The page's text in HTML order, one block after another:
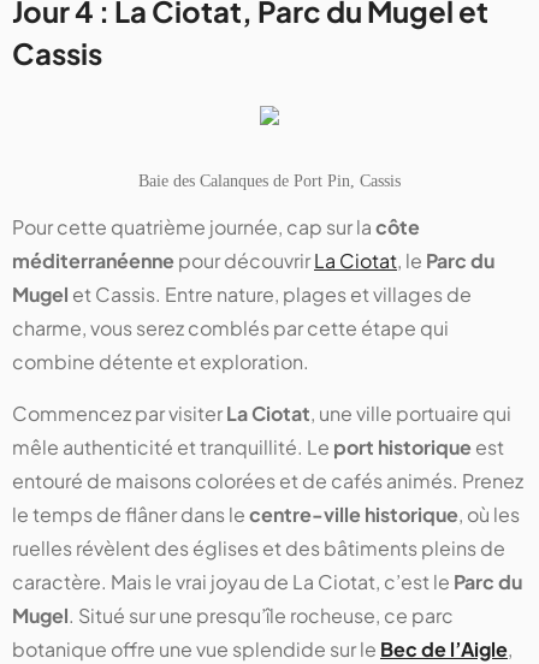
Jour 4 : La Ciotat, Parc du Mugel et
Cassis
Baie des Calanques de Port Pin, Cassis
Pour cette quatrième journée, cap sur lacôte
méditerranéennepour découvrirLa Ciotat, le Parc du
Mugel et Cassis. Entre nature, plages et villages de
charme, vous serez comblés par cette étape qui
combine détente et exploration.
Commencez par visiterLa Ciotat, une ville portuaire qui
mêle authenticité et tranquillité. Le port historiqueest
entouré de maisons colorées et de cafés animés. Prenez
le temps de flâner dans lecentre-ville historique, où les
ruelles révèlent des églises et des bâtiments pleins de
caractère. Mais le vrai joyau de La Ciotat, c’est le Parc du
Mugel. Situé sur une presqu’île rocheuse, ce parc
botanique offre une vue splendide sur le Bec de l’Aigle,